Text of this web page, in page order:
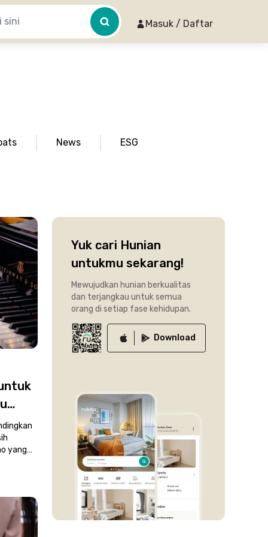
Masuk / Daftar
News ESG
yang
Yuk cari Hunian
untukmu sekarang!
Mewujudkan hunian berkualitas
dan terjangkau untuk semua
orang di setiap fase kehidupan.
Download